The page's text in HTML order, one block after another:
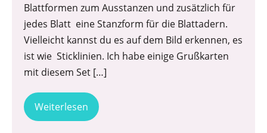
Blattformen zum Ausstanzen und zusätzlich für
jedes Blatt eine Stanzform für die Blattadern.
Vielleicht kannst du es auf dem Bild erkennen, es
ist wie Sticklinien. Ich habe einige Grußkarten
mit diesem Set […]
Weiterlesen